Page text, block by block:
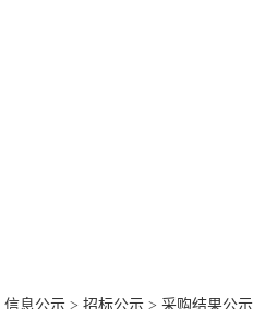
信息公示> 招标公示> 采购结果公示